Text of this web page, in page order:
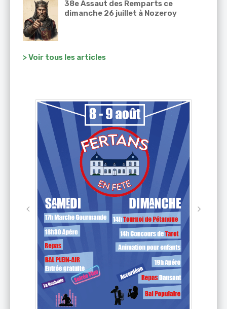
38e Assaut des Remparts ce
dimanche 26 juillet à Nozeroy
> Voir tous les articles